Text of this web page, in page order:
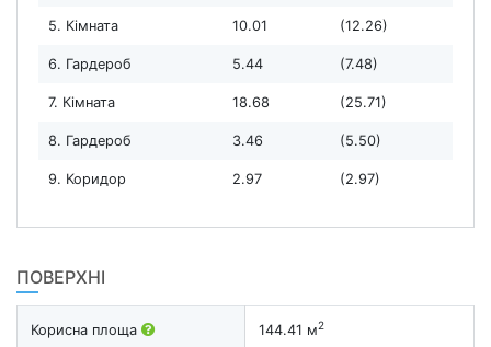
5. Кімната 10.01 (12.26)
6. Гардероб 5.44 (7.48)
7. Кімната 18.68 (25.71)
8. Гардероб 3.46 (5.50)
9. Коридор 2.97 (2.97)
ПОВЕРХНІ
Корисна площа 144.41 м2